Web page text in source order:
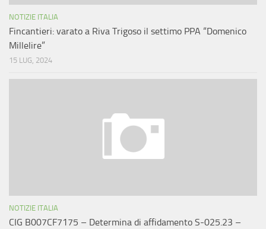
NOTIZIE ITALIA
Fincantieri: varato a Riva Trigoso il settimo PPA “Domenico
Millelire”
15 LUG, 2024
NOTIZIE ITALIA
CIG B007CF7175 – Determina di affidamento S-025.23 –